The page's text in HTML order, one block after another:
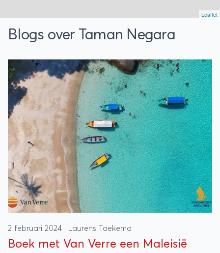
Leaflet
Blogs over Taman Negara
2 februari 2024 · Laurens Taekema
Boek met Van Verre een Maleisië